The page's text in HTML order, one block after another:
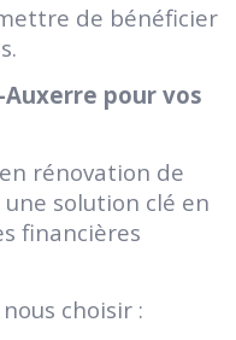
de bénéficier
pour vos
rénovation de
solution clé en
financières
choisir :